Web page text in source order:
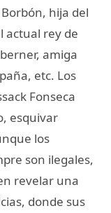
hija del
actual rey de
amiga
etc. Los
Fonseca
esquivar
los
son ilegales,
revelar una
donde sus